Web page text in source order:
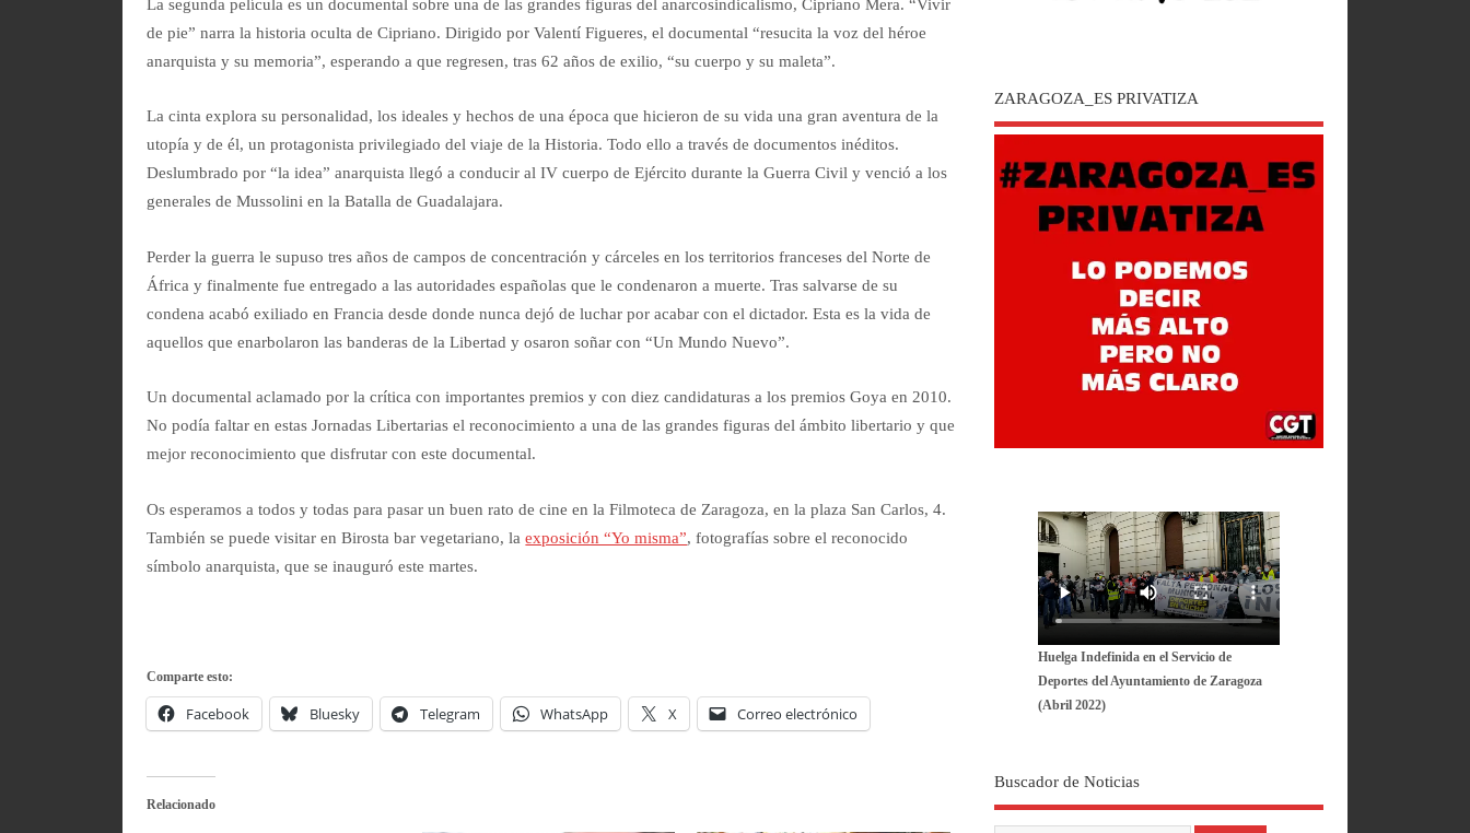
La segunda película es un documental sobre una de las grandes figuras del anarcosindicalismo, Cipriano Mera. “Vivir
de pie” narra la historia oculta de Cipriano. Dirigido por Valentí Figueres, el documental “resucita la voz del héroe
anarquista y su memoria”, esperando a que regresen, tras 62 años de exilio, “su cuerpo y su maleta”.
La cinta explora su personalidad, los ideales y hechos de una época que hicieron de su vida una gran aventura de la
utopía y de él, un protagonista privilegiado del viaje de la Historia. Todo ello a través de documentos inéditos.
Deslumbrado por “la idea” anarquista llegó a conducir al IV cuerpo de Ejército durante la Guerra Civil y venció a los
generales de Mussolini en la Batalla de Guadalajara.
Perder la guerra le supuso tres años de campos de concentración y cárceles en los territorios franceses del Norte de
África y finalmente fue entregado a las autoridades españolas que le condenaron a muerte. Tras salvarse de su
condena acabó exiliado en Francia desde donde nunca dejó de luchar por acabar con el dictador. Esta es la vida de
aquellos que enarbolaron las banderas de la Libertad y osaron soñar con “Un Mundo Nuevo”.
Un documental aclamado por la crítica con importantes premios y con diez candidaturas a los premios Goya en 2010.
No podía faltar en estas Jornadas Libertarias el reconocimiento a una de las grandes figuras del ámbito libertario y que
mejor reconocimiento que disfrutar con este documental.
Os esperamos a todos y todas para pasar un buen rato de cine en la Filmoteca de Zaragoza, en la plaza San Carlos, 4.
También se puede visitar en Birosta bar vegetariano, laexposición “Yo misma”, fotografías sobre el reconocido
símbolo anarquista, que se inauguró este martes.
Comparte esto:
Facebook Bluesky Telegram WhatsApp X Correo electrónico
Relacionado
ZARAGOZA_ES PRIVATIZA
Huelga Indefinida en el Servicio de
Deportes del Ayuntamiento de Zaragoza
(Abril 2022)
Buscador de Noticias